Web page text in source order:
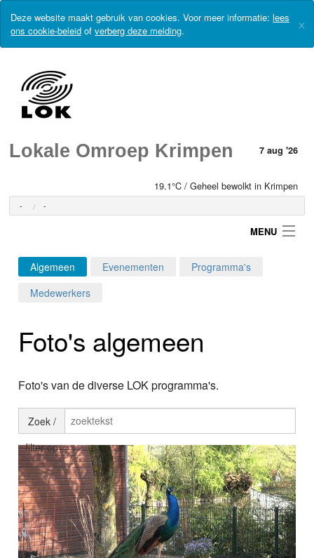
Deze website maakt gebruik van cookies. Voor meer informatie: lees
ons cookie-beleid of verberg deze melding. ×
Lokale Omroep Krimpen 7 aug '26
19.1°C / Geheel bewolkt in Krimpen
- -
MENU
Login
Programma's
Nieuws
Foto's
Video
Webcam
Info
Algemeen Evenementen
Programma's
Medewerkers
Foto's algemeen
Foto's van de diverse LOK programma's.
Zoek /
filter op